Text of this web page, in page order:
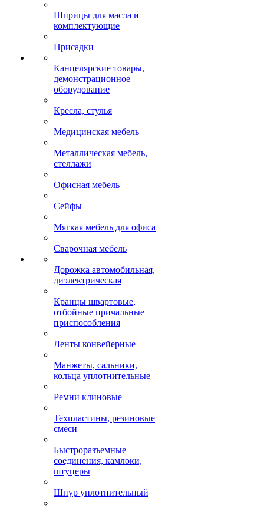
Шприцы для масла и
комплектующие
Присадки
Канцелярские товары,
демонстрационное
оборудование
Кресла, стулья
Медицинская мебель
Металлическая мебель,
стеллажи
Офисная мебель
Сейфы
Мягкая мебель для офиса
Сварочная мебель
Дорожка автомобильная,
диэлектрическая
Кранцы швартовые,
отбойные причальные
приспособления
Ленты конвейерные
Манжеты, сальники,
кольца уплотнительные
Ремни клиновые
Техпластины, резиновые
смеси
Быстроразъемные
соединения, камлоки,
штуцеры
Шнур уплотнительный